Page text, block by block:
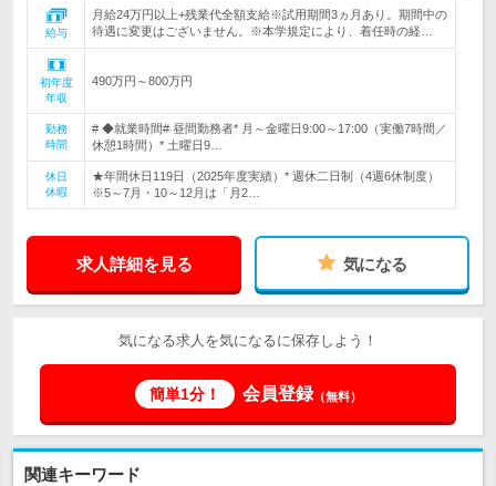
給与
月給24万円以上+残業代全額支給※試用期間3ヵ月あり。期間中の
待遇に変更はございません。※本学規定により、着任時の経…
初年度
年収
490万円～800万円
勤務
時間
# ◆就業時間# 昼間勤務者* 月～金曜日9:00～17:00（実働7時間／
休憩1時間）* 土曜日9…
休日
休暇
★年間休日119日（2025年度実績）* 週休二日制（4週6休制度）
※5～7月・10～12月は「月2…
求人詳細を見る 気になる
気になる求人を気になるに保存しよう！
簡単1分！ 会員登録（無料）
関連キーワード